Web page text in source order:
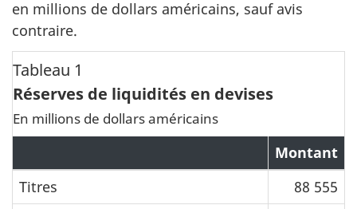
en millions de dollars américains, sauf avis
contraire.
Tableau 1
Réserves de liquidités en devises
En millions de dollars américains
Montant
Titres
88 555